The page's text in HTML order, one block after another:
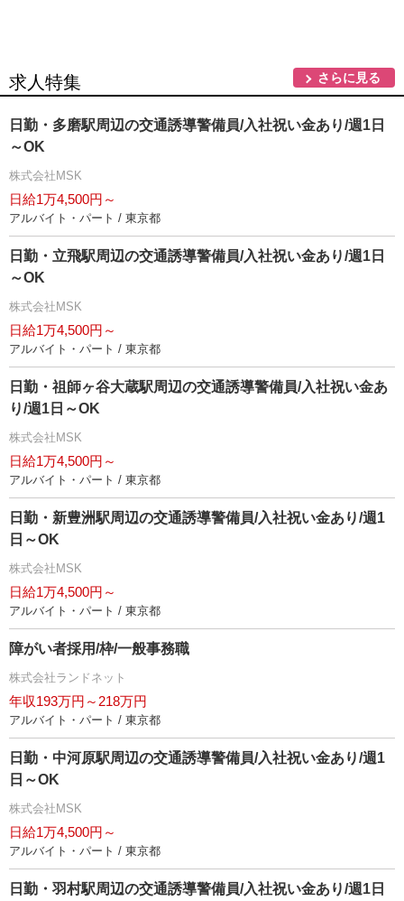
求人特集 さらに見る
日勤・多磨駅周辺の交通誘導警備員/入社祝い金あり/週1日
～OK
株式会社MSK
日給1万4,500円～
アルバイト・パート / 東京都
日勤・立飛駅周辺の交通誘導警備員/入社祝い金あり/週1日
～OK
株式会社MSK
日給1万4,500円～
アルバイト・パート / 東京都
日勤・祖師ヶ谷大蔵駅周辺の交通誘導警備員/入社祝い金あ
り/週1日～OK
株式会社MSK
日給1万4,500円～
アルバイト・パート / 東京都
日勤・新豊洲駅周辺の交通誘導警備員/入社祝い金あり/週1
日～OK
株式会社MSK
日給1万4,500円～
アルバイト・パート / 東京都
障がい者採用/枠/一般事務職
株式会社ランドネット
年収193万円～218万円
アルバイト・パート / 東京都
日勤・中河原駅周辺の交通誘導警備員/入社祝い金あり/週1
日～OK
株式会社MSK
日給1万4,500円～
アルバイト・パート / 東京都
日勤・羽村駅周辺の交通誘導警備員/入社祝い金あり/週1日